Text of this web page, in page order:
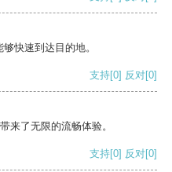
快速到达目的地。
支持[0] 反对[0]
来了无限的流畅体验。
支持[0] 反对[0]